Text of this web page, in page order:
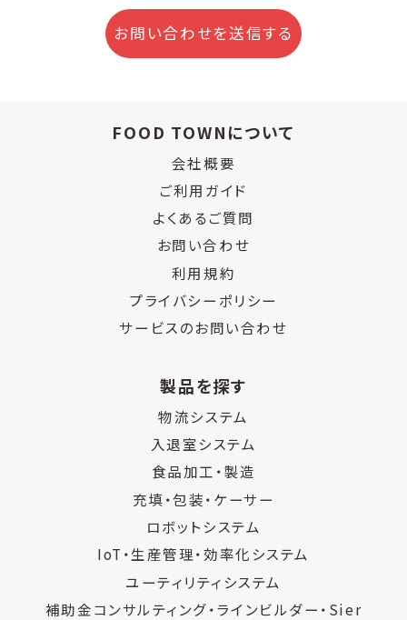
お問い合わせを送信する
FOOD TOWNについて
会社概要
ご利用ガイド
よくあるご質問
お問い合わせ
利用規約
プライバシーポリシー
サービスのお問い合わせ
製品を探す
物流システム
入退室システム
食品加工・製造
充填・包装・ケーサー
ロボットシステム
IoT・生産管理・効率化システム
ユーティリティシステム
補助金コンサルティング・ラインビルダー・Sier